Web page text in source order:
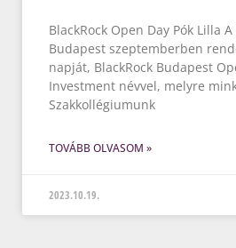
BlackRock Open Day Pók Lilla A
Budapest szeptemberben
napját, BlackRock Budapest
Investment névvel, melyre
Szakkollégiumunk
TOVÁBB OLVASOM »
2023.10.19.